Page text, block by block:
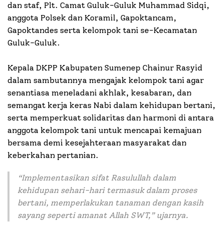
dan staf, Plt. Camat Guluk-Guluk Muhammad Sidqi,
anggota Polsek dan Koramil, Gapoktancam,
Gapoktandes serta kelompok tani se-Kecamatan
Guluk-Guluk.
Kepala DKPP Kabupaten Sumenep Chainur Rasyid
dalam sambutannya mengajak kelompok tani agar
senantiasa meneladani akhlak, kesabaran, dan
semangat kerja keras Nabi dalam kehidupan bertani,
serta memperkuat solidaritas dan harmoni di antara
anggota kelompok tani untuk mencapai kemajuan
bersama demi kesejahteraan masyarakat dan
keberkahan pertanian.
“Implementasikan sifat Rasulullah dalam
kehidupan sehari-hari termasuk dalam proses
bertani, memperlakukan tanaman dengan kasih
sayang seperti amanat Allah SWT,” ujarnya.